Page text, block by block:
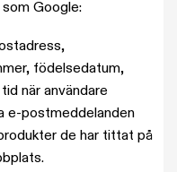
Google:
födelsedatum,
när användare
e-postmeddelanden
de har tittat på